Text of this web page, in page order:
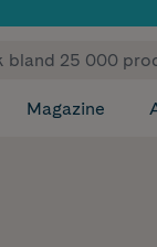
Magazine